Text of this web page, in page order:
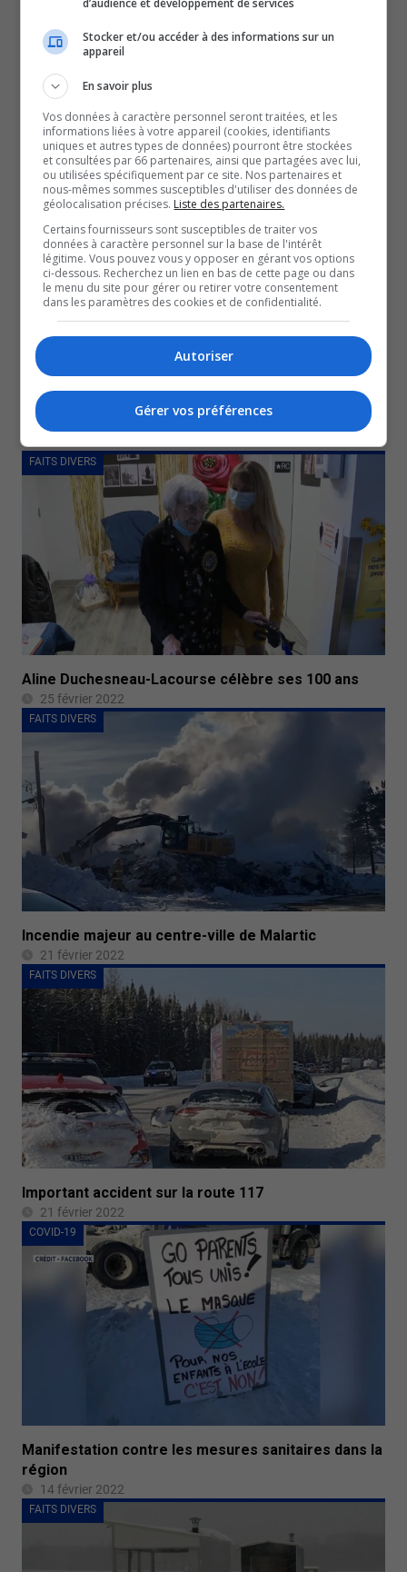
Le Challenge Blanc 2022 surmonté par un duo de
Preissac
2 mars 2022
FAITS DIVERS
Course à chiens : un rêve devenu réalité pour Pierre
Germain
FAITS DIVERS
Aline Duchesneau-Lacourse célèbre ses 100 ans
25 février 2022
FAITS DIVERS
Incendie majeur au centre-ville de Malartic
21 février 2022
FAITS DIVERS
Important accident sur la route 117
21 février 2022
COVID-19
Manifestation contre les mesures sanitaires dans la
région
14 février 2022
FAITS DIVERS
Stocker et/ou accéder à des informations sur un
appareil
En savoir plus
Vos données à caractère personnel seront traitées, et les
informations liées à votre appareil (cookies, identifiants
uniques et autres types de données) pourront être stockées
et consultées par 66 partenaires, ainsi que partagées avec lui,
ou utilisées spécifiquement par ce site. Nos partenaires et
nous-mêmes sommes susceptibles d'utiliser des données de
géolocalisation précises. Liste des partenaires.
Certains fournisseurs sont susceptibles de traiter vos
données à caractère personnel sur la base de l'intérêt
légitime. Vous pouvez vous y opposer en gérant vos options
ci-dessous. Recherchez un lien en bas de cette page ou dans
le menu du site pour gérer ou retirer votre consentement
dans les paramètres des cookies et de confidentialité.
Autoriser
Gérer vos préférences